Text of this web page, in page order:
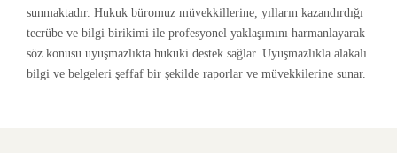
sunmaktadır. Hukuk büromuz müvekkillerine, yılların kazandırdığı
tecrübe ve bilgi birikimi ile profesyonel yaklaşımını harmanlayarak
söz konusu uyuşmazlıkta hukuki destek sağlar. Uyuşmazlıkla alakalı
bilgi ve belgeleri şeffaf bir şekilde raporlar ve müvekkilerine sunar.